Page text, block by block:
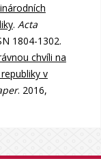
. Acta
1804-1302.
chvíli na
v
. 2016,